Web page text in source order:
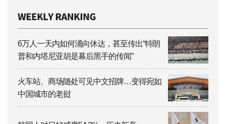
6万人一天内如何涌向休达，甚至传出“特朗
普和内塔尼亚胡是幕后黑手的传闻”
火车站、商场随处可见中文招牌…变得宛如
中国城市的老挝